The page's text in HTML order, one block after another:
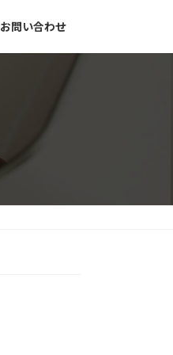
お問い合わせ